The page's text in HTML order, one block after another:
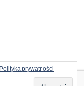
Polityka prywatności